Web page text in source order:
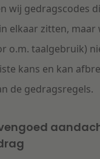
wij gedragscodes
elkaar zitten, maar
o.m. taalgebruik)
kans en kan
de gedragsregels.